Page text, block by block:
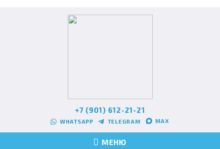
+7 (901) 612-21-21
WHATSAPP TELEGRAM MAX
МЕНЮ